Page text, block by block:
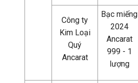
Công ty
Kim Loại
Quý
Ancarat
Bạc miếng
2024
Ancarat
999 - 1
lượng